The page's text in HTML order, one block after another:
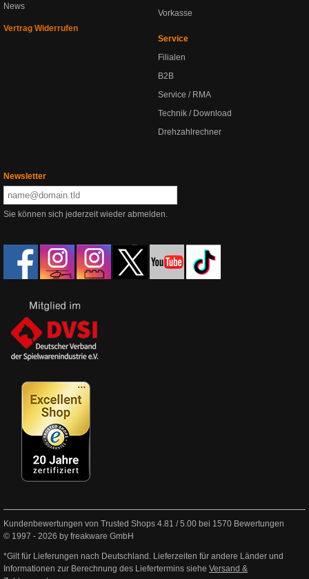
News
Vertrag Widerrufen
Vorkasse
Service
Filialen
B2B
Service / RMA
Technik / Download
Drehzahlrechner
Newsletter
Sie können sich jederzeit wieder abmelden.
Kundenbewertungen von Trusted Shops 4.81 /5.00 bei 1570 Bewertungen
© 1997 - 2026 by freakware GmbH
*Gilt für Lieferungen nach Deutschland. Lieferzeiten für andere Länder und
Informationen zur Berechnung des Liefertermins siehe Versand &